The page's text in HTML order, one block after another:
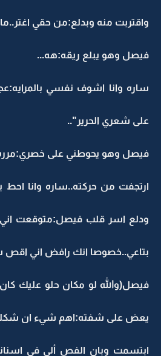
واقتربت منه وبدلع:من حقي
فيصل وهو يبلع ريقه:هه...
ساره وانا اشوف نفسي
على شعري الحرير"..
فيصل وهو يحوطني على
ارتجفت من حركته..ساره وانا
ودلع اسر قلب فيصل:متوقعت اني
بتاعي..خصوصا انك رافض اني
فيصل(والله لو مكان حلو عليك
يعض على شفته:اهم شيء ان
ابتسمت وبان الفص ألي في